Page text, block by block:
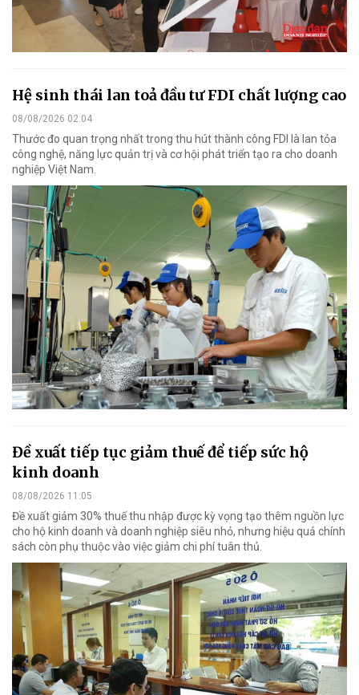
Hệ sinh thái lan toả đầu tư FDI chất lượng cao
08/08/2026 02:04
Thước đo quan trọng nhất trong thu hút thành công FDI là lan tỏa
công nghệ, năng lực quản trị và cơ hội phát triển tạo ra cho doanh
nghiệp Việt Nam.
Đề xuất tiếp tục giảm thuế để tiếp sức hộ
kinh doanh
08/08/2026 11:05
Đề xuất giảm 30% thuế thu nhập được kỳ vọng tạo thêm nguồn lực
cho hộ kinh doanh và doanh nghiệp siêu nhỏ, nhưng hiệu quả chính
sách còn phụ thuộc vào việc giảm chi phí tuân thủ.